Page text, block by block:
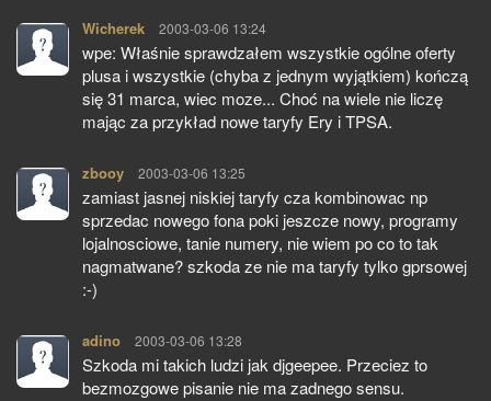
Wicherek pisze:
2003-03-06 13:24
wpe: Właśnie sprawdzałem wszystkie ogólne oferty
plusa i wszystkie (chyba z jednym wyjątkiem) kończą
się 31 marca, wiec moze... Choć na wiele nie liczę
mając za przykład nowe taryfy Ery i TPSA.
zbooy pisze:
2003-03-06 13:25
zamiast jasnej niskiej taryfy cza kombinowac np
sprzedac nowego fona poki jeszcze nowy, programy
lojalnosciowe, tanie numery, nie wiem po co to tak
nagmatwane? szkoda ze nie ma taryfy tylko gprsowej
:-)
adino pisze:
2003-03-06 13:28
Szkoda mi takich ludzi jak djgeepee. Przeciez to
bezmozgowe pisanie nie ma zadnego sensu.